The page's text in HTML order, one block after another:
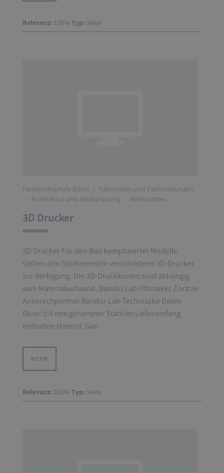
Relevanz: 100% Typ: Seite
Fachhochschule Erfurt › Fakultäten und Fachrichtungen
› Architektur und Stadtplanung › Werkstätten
3D Drucker
3D Drucker Für den Bau komplizierter Modelle
stehen den Studierenden verschiedene 3D-Drucker
zur Verfügung. Die 3D-Druckkosten sind abhängig
vom Materialaufwand. Bambu Lab Ultimaker Zortrax
Ansprechpartner Bambu-Lab Technische Daten
Düse: 0,4 mm gehärteter Stahl im Lieferumfang
enthalten Hotend: Gan
MEHR
Relevanz: 100% Typ: Seite